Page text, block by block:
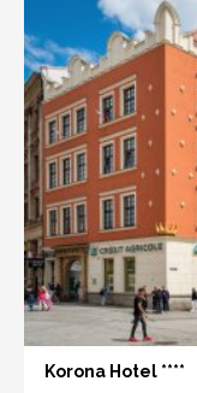
Korona Hotel ****